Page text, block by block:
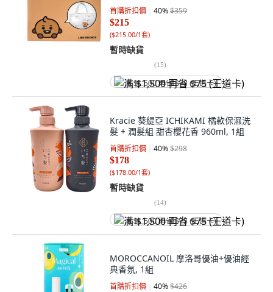
首購折扣價 40%$359
$215
($215.00/1套)
暫時缺貨
(15)
满 $1,500 再省 $75 (王道卡)
Kracie 葵緹亞 ICHIKAMI 橘款保濕洗
髮 + 潤髮組 甜杏櫻花香 960ml, 1組
首購折扣價 40%$298
$178
($178.00/1套)
暫時缺貨
(14)
满 $1,500 再省 $75 (王道卡)
MOROCCANOIL 摩洛哥優油+優油經
典香氛, 1組
首購折扣價 40%$426